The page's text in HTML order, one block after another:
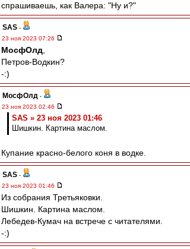
спрашиваешь, как Валера: "Ну и?"
SAS -
23 ноя 2023 07:26
МосфОлд
Петров-Водкин?
-:)
МосфОлд -
23 ноя 2023 02:46
SAS » 23 ноя 2023 01:46
Шишкин. Картина маслом.
Купание красно-белого коня в водке.
SAS -
23 ноя 2023 01:46
Из собрания Третьяковки.
Шишкин. Картина маслом.
Лебедев-Кумач на встрече с читателями.
-:)